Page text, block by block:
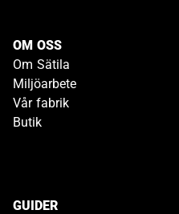
OM OSS
Om Sätila
Miljöarbete
Vår fabrik
Butik
GUIDER